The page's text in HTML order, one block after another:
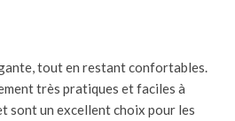
tout en restant confortables.
très pratiques et faciles à
sont un excellent choix pour les